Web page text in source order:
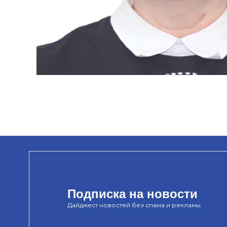
Подписка на новости
Дайджест новостей без спама и рекламы